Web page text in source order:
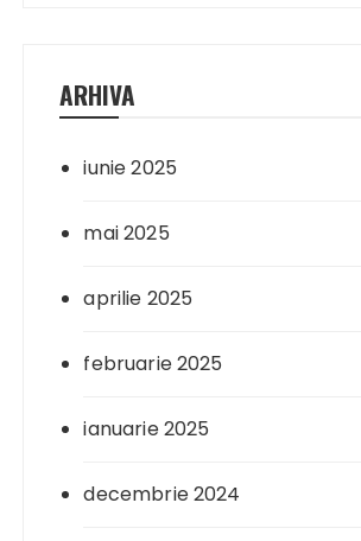
ARHIVA
iunie 2025
mai 2025
aprilie 2025
februarie 2025
ianuarie 2025
decembrie 2024